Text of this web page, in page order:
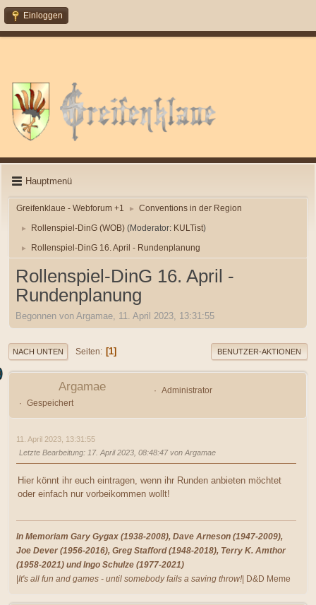
Einloggen
Hauptmenü
Greifenklaue - Webforum +1 ► Conventions in der Region
► Rollenspiel-DinG (WOB) (Moderator: KULTist)
► Rollenspiel-DinG 16. April - Rundenplanung
Rollenspiel-DinG 16. April -
Rundenplanung
Begonnen von Argamae, 11. April 2023, 13:31:55
NACH UNTEN Seiten 1 BENUTZER-AKTIONEN
Argamae
Administrator
Gespeichert
11. April 2023, 13:31:55
Letzte Bearbeitung: 17. April 2023, 08:48:47 von Argamae
Hier könnt ihr euch eintragen, wenn ihr Runden anbieten möchtet
oder einfach nur vorbeikommen wollt!
In Memoriam Gary Gygax (1938-2008), Dave Arneson (1947-2009),
Joe Dever (1956-2016), Greg Stafford (1948-2018), Terry K. Amthor
(1958-2021) und Ingo Schulze (1977-2021)
|It's all fun and games - until somebody fails a saving throw!| D&D Meme